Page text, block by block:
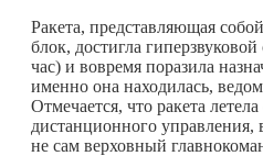
Ракета, представляющая
блок, достигла
час) и вовремя поразила
именно она находилась,
Отмечается, что ракета
дистанционного
не сам верховный